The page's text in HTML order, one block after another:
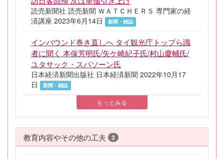
読売新聞社 読売新聞 ＷＡＴＣＨＥＲＳ 専門家の経
済講座 2023年6月14日
新聞・雑誌
インバウンド巻き直しへ タイ観光庁トップら識
者に聞く 本保芳明氏/矢ケ崎紀子氏/村山慶輔氏/
ユタサック・スパソーン氏
日本経済新聞出版社 日本経済新聞 2022年10月17
日
新聞・雑誌
もっとみる
教育内容やその他の工夫 3